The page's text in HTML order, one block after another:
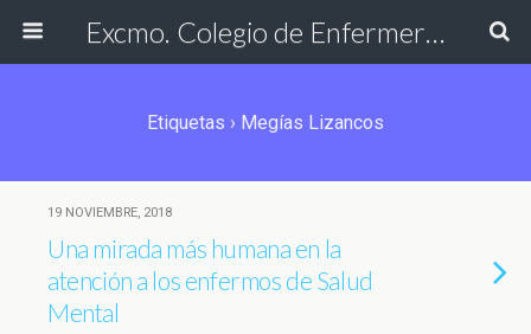
Excmo. Colegio de Enfermería de Cádiz
Etiquetas › Megías Lizancos
19 NOVIEMBRE, 2018
Una mirada más humana en la
atención a los enfermos de Salud
Mental